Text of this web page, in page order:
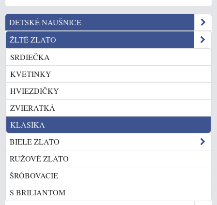
DETSKÉ NAUŠNICE
ŽLTÉ ZLATO
SRDIEČKA
KVETINKY
HVIEZDIČKY
ZVIERATKÁ
KLASIKA
BIELE ZLATO
RUŽOVÉ ZLATO
ŠRÓBOVACIE
S BRILIANTOM